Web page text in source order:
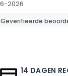
2026
Geverifieerde
14 DAGEN